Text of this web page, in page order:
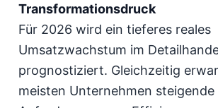
Transformationsdruck
Für 2026 wird ein tieferes reales
Umsatzwachstum im
prognostiziert. Gleichzeitig
meisten Unternehmen steigende